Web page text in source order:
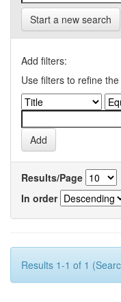
Start a new search
Add filters:
Use filters to refine
Results/Page
In order
Results 1-1 of 1